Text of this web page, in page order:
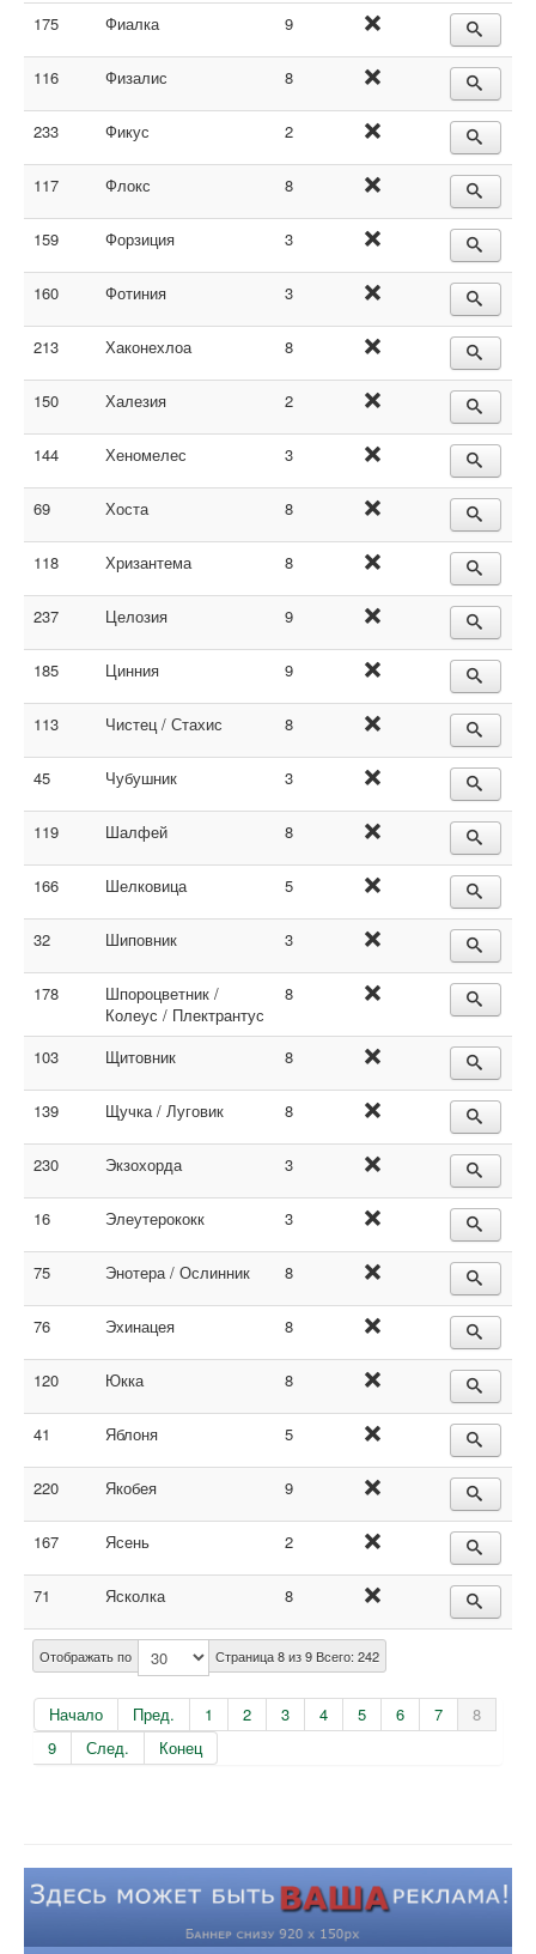
Отображать по Страница 8 из 9 Всего: 242
Начало Пред. 1 2 3 4 5 6 7
8
9
След. Конец
175 Фиалка 9
116 Физалис 8
233 Фикус 2
117 Флокс 8
159 Форзиция 3
160 Фотиния 3
213 Хаконехлоа 8
150 Халезия 2
144 Хеномелес 3
69 Хоста 8
118 Хризантема 8
237 Целозия 9
185 Цинния 9
113 Чистец / Стахис 8
45 Чубушник 3
119 Шалфей 8
166 Шелковица 5
32 Шиповник 3
178
Шпороцветник /
Колеус / Плектрантус
8
103 Щитовник 8
139 Щучка / Луговик 8
230 Экзохорда 3
16 Элеутерококк 3
75 Энотера / Ослинник 8
76 Эхинацея 8
120 Юкка 8
41 Яблоня 5
220 Якобея 9
167 Ясень 2
71 Ясколка 8